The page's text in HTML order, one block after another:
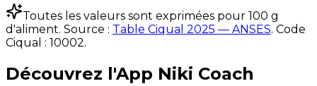
Toutes les valeurs sont exprimées pour 100 g
d'aliment. Source : Table Ciqual 2025 — ANSES. Code
Ciqual : 10002.
Découvrez l'App Niki Coach